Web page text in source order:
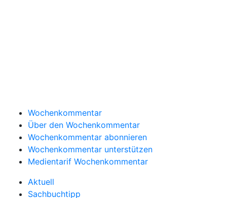
Wochenkommentar
Über den Wochenkommentar
Wochenkommentar abonnieren
Wochenkommentar unterstützen
Medientarif Wochenkommentar
Aktuell
Sachbuchtipp